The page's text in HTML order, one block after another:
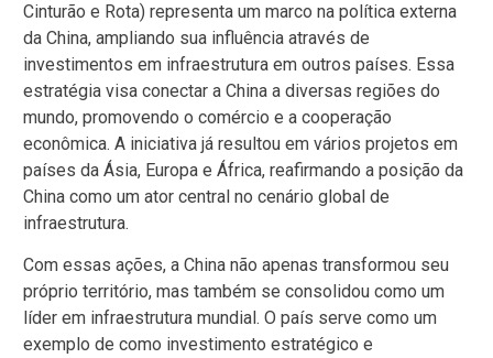
Cinturão e Rota) representa um marco na política externa
da China, ampliando sua influência através de
investimentos em infraestrutura em outros países. Essa
estratégia visa conectar a China a diversas regiões do
mundo, promovendo o comércio e a cooperação
econômica. A iniciativa já resultou em vários projetos em
países da Ásia, Europa e África, reafirmando a posição da
China como um ator central no cenário global de
infraestrutura.
Com essas ações, a China não apenas transformou seu
próprio território, mas também se consolidou como um
líder em infraestrutura mundial. O país serve como um
exemplo de como investimento estratégico e